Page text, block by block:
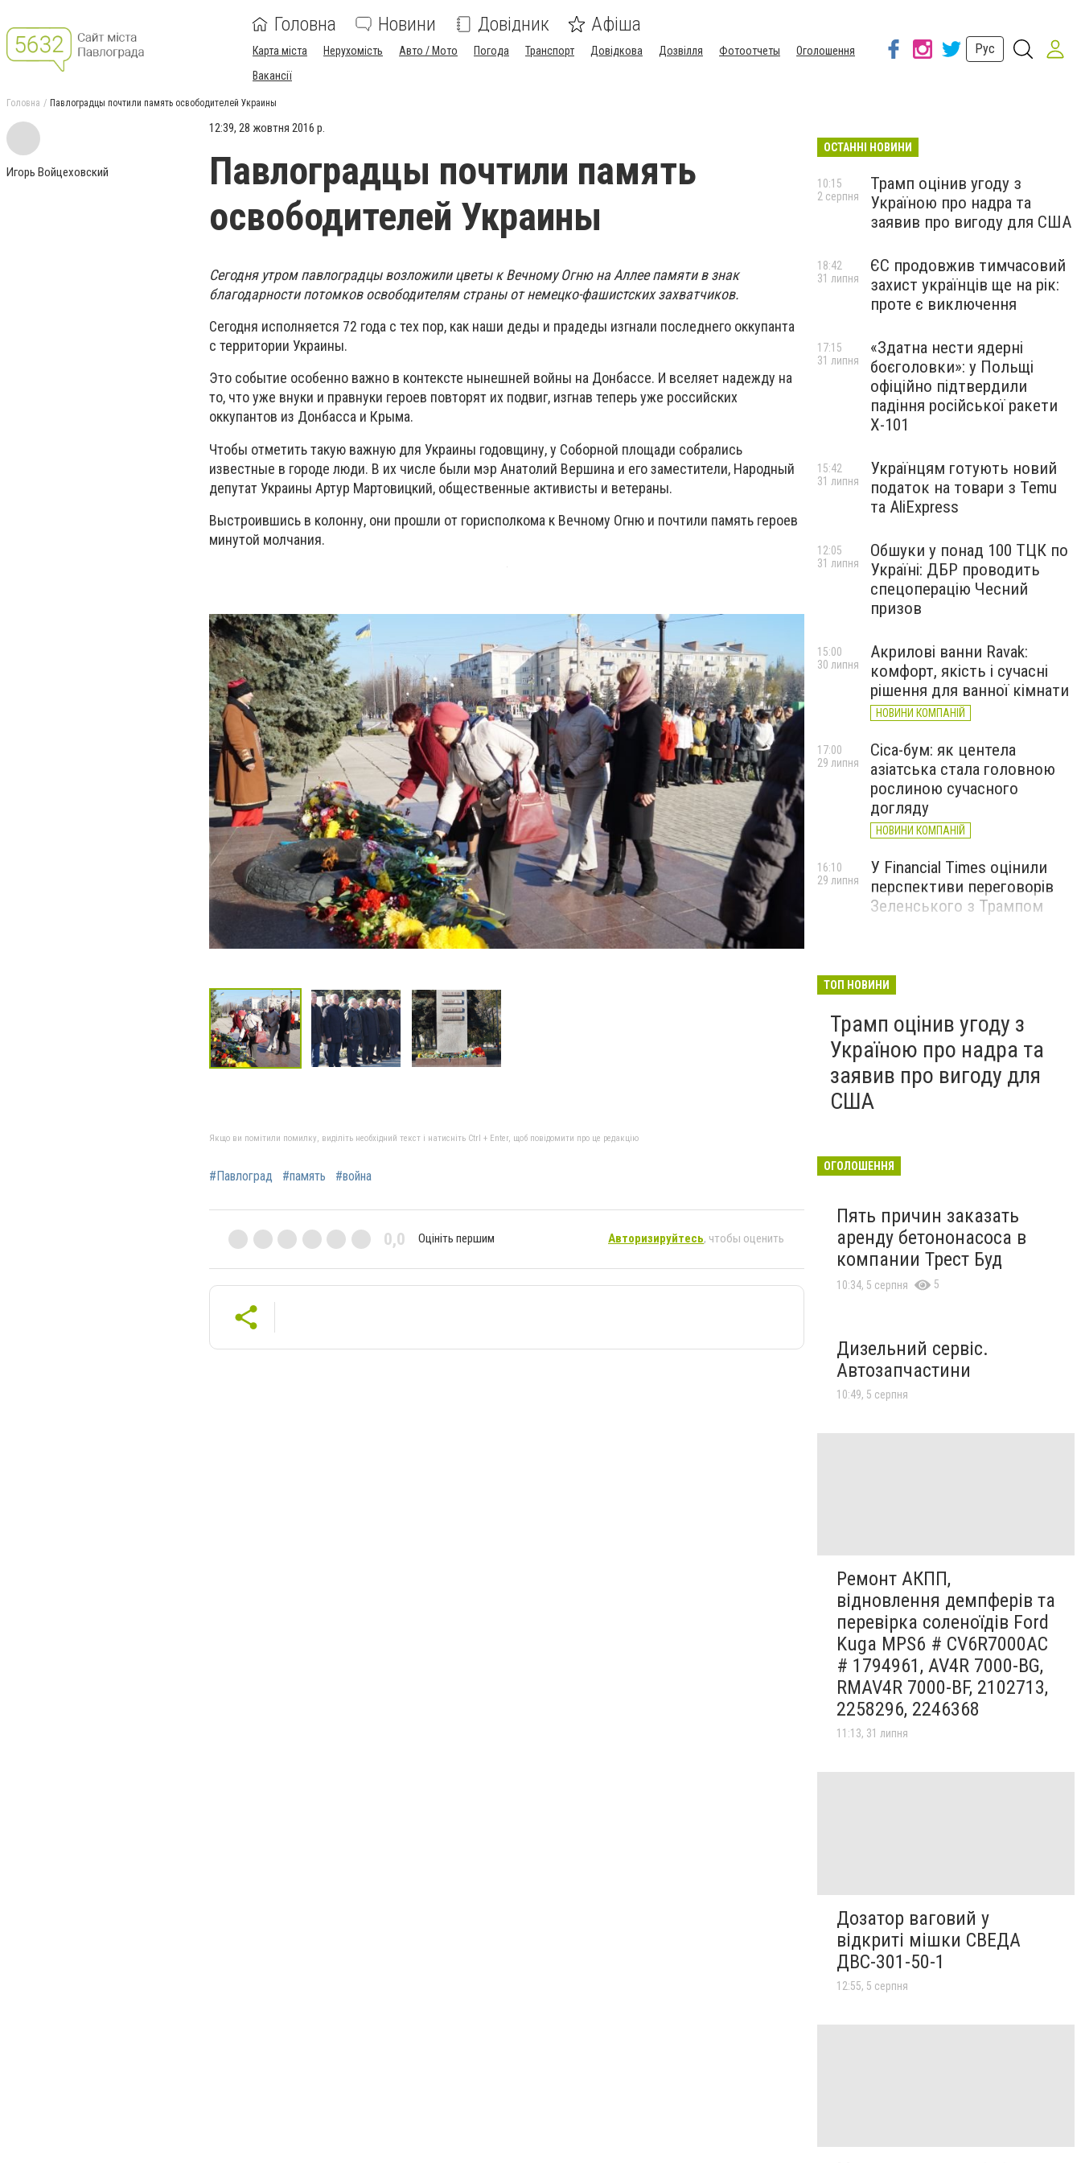
Головна Новини Довідник Афіша
Карта міста Нерухомість Авто / Мото Погода Транспорт Довідкова Дозвілля Фотоотчеты
Оголошення
Вакансії
Рус
Головна Павлоградцы почтили память освободителей Украины
Игорь Войцеховский
12:39, 28 жовтня 2016 р.
Павлоградцы почтили память
освободителей Украины
Сегодня утром павлоградцы возложили цветы к Вечному Огню на Аллее памяти в знак
благодарности потомков освободителям страны от немецко-фашистских захватчиков.
Сегодня исполняется 72 года с тех пор, как наши деды и прадеды изгнали последнего оккупанта
с территории Украины.
Это событие особенно важно в контексте нынешней войны на Донбассе. И вселяет надежду на
то, что уже внуки и правнуки героев повторят их подвиг, изгнав теперь уже российских
оккупантов из Донбасса и Крыма.
Чтобы отметить такую важную для Украины годовщину, у Соборной площади собрались
известные в городе люди. В их числе были мэр Анатолий Вершина и его заместители, Народный
депутат Украины Артур Мартовицкий, общественные активисты и ветераны.
Выстроившись в колонну, они прошли от горисполкома к Вечному Огню и почтили память героев
минутой молчания.
Якщо ви помітили помилку, виділіть необхідний текст і натисніть Ctrl + Enter, щоб повідомити про це редакцію
#Павлоград #память #война
0,0 Оцініть першим Авторизируйтесь, чтобы оценить
ОСТАННІ НОВИНИ
Трамп оцінив угоду з
Україною про надра та
заявив про вигоду для США
10:15
2 серпня
ЄС продовжив тимчасовий
захист українців ще на рік:
проте є виключення
18:42
31 липня
«Здатна нести ядерні
боєголовки»: у Польщі
офіційно підтвердили
падіння російської ракети
Х-101
17:15
31 липня
Українцям готують новий
податок на товари з Temu
та AliExpress
15:42
31 липня
Обшуки у понад 100 ТЦК по
Україні: ДБР проводить
спецоперацію Чесний
призов
12:05
31 липня
Акрилові ванни Ravak:
комфорт, якість і сучасні
рішення для ванної кімнати
НОВИНИ КОМПАНІЙ
15:00
30 липня
Cica-бум: як центела
азіатська стала головною
рослиною сучасного
догляду
НОВИНИ КОМПАНІЙ
17:00
29 липня
У Financial Times оцінили
перспективи переговорів
Зеленського з Трампом
16:10
29 липня
ТОП НОВИНИ
Трамп оцінив угоду з
Україною про надра та
заявив про вигоду для
США
ОГОЛОШЕННЯ
Пять причин заказать
аренду бетононасоса в
компании Трест Буд
10:34, 5 серпня 5
Дизельний сервіс.
Автозапчастини
10:49, 5 серпня
Ремонт АКПП,
відновлення демпферів та
перевірка соленоїдів Ford
Kuga MPS6 # CV6R7000AC
# 1794961, AV4R 7000-BG,
RMAV4R 7000-BF, 2102713,
2258296, 2246368
11:13, 31 липня
Дозатор ваговий у
відкриті мішки СВЕДА
ДВС-301-50-1
12:55, 5 серпня